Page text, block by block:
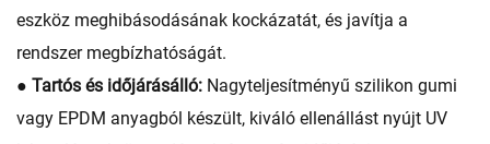
eszköz meghibásodásának kockázatát, és javítja a
rendszer megbízhatóságát.
● Tartós és időjárásálló: Nagyteljesítményű szilikon gumi
vagy EPDM anyagból készült, kiváló ellenállást nyújt UV